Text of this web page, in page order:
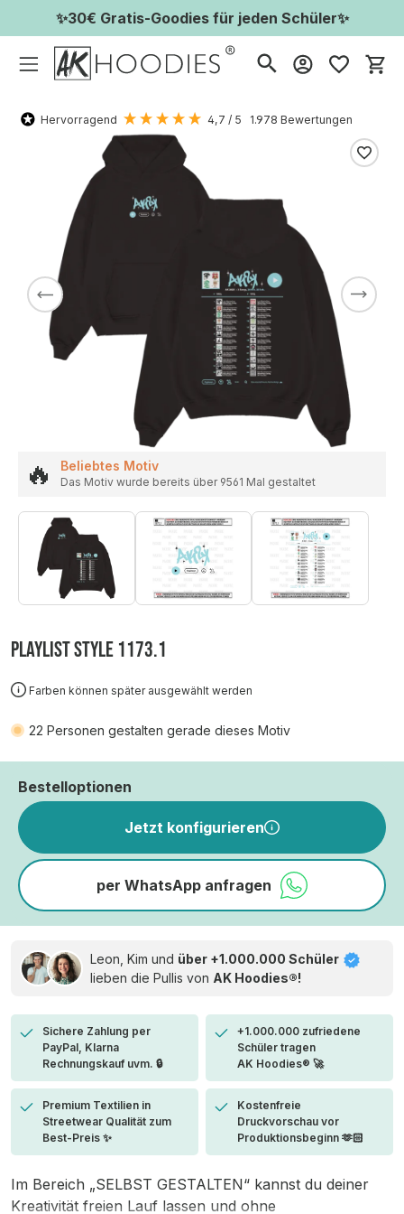
✨30€ Gratis-Goodies für jeden Schüler✨
Hervorragend 4,7 / 5 1.978 Bewertungen
🔥 Beliebtes Motiv
Das Motiv wurde bereits über 9561 Mal gestaltet
PLAYLIST STYLE 1173.1
Farben können später ausgewählt werden
22 Personen gestalten gerade dieses Motiv
Bestelloptionen
Jetzt konfigurieren
per WhatsApp anfragen
Leon, Kim und über +1.000.000 Schüler
lieben die Pullis von AK Hoodies®!
Sichere Zahlung per
PayPal, Klarna
Rechnungskauf uvm. 🔒
+1.000.000 zufriedene
Schüler tragen
AK Hoodies® 🚀
Premium Textilien in
Streetwear Qualität zum
Best-Preis ✨
Kostenfreie
Druckvorschau vor
Produktionsbeginn 🫶🏻
Im Bereich „SELBST GESTALTEN“ kannst du deiner
Kreativität freien Lauf lassen und ohne